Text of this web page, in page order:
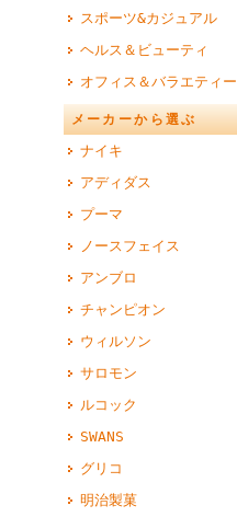
スポーツ&カジュアル
ヘルス＆ビューティ
オフィス＆バラエティー
メーカーから選ぶ
ナイキ
アディダス
プーマ
ノースフェイス
アンブロ
チャンピオン
ウィルソン
サロモン
ルコック
SWANS
グリコ
明治製菓